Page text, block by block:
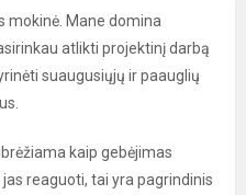
mokinė. Mane domina
atlikti projektinį darbą
suaugusiųjų ir paauglių
kaip gebėjimas
reaguoti, tai yra pagrindinis